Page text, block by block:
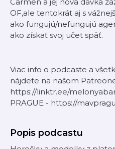
OF,ale tentokrát aj s
ako fungujú/nefungujú
ako získať svoj učet späť.
Viac info o podcaste a
nájdete na našom
https://linktr.ee/
PRAGUE - https://
Popis podcastu